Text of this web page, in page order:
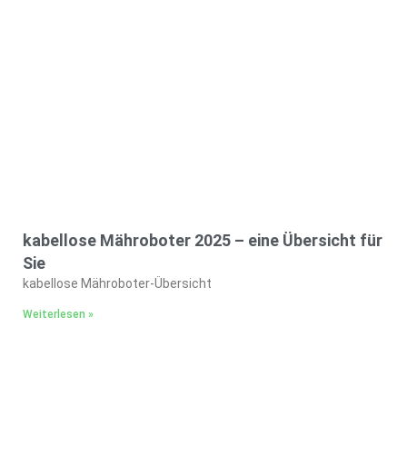
kabellose Mähroboter 2025 – eine Übersicht für
Sie
kabellose Mähroboter-Übersicht
Weiterlesen »